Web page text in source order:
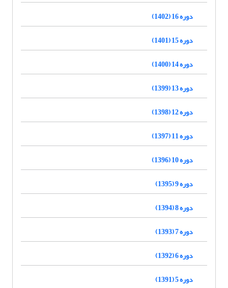
دوره 16 (1402)
دوره 15 (1401)
دوره 14 (1400)
دوره 13 (1399)
دوره 12 (1398)
دوره 11 (1397)
دوره 10 (1396)
دوره 9 (1395)
دوره 8 (1394)
دوره 7 (1393)
دوره 6 (1392)
دوره 5 (1391)